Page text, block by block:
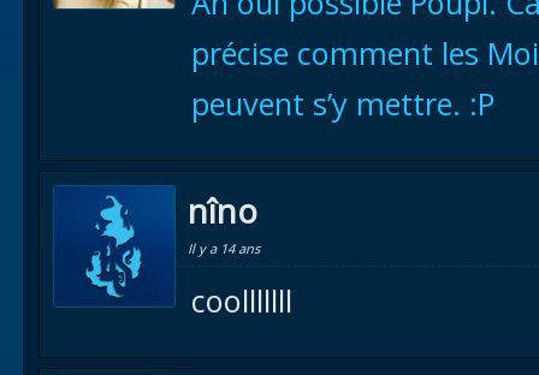
précise comment les
peuvent s’y mettre. :P
nîno
Il y a 14 ans
coolllllll